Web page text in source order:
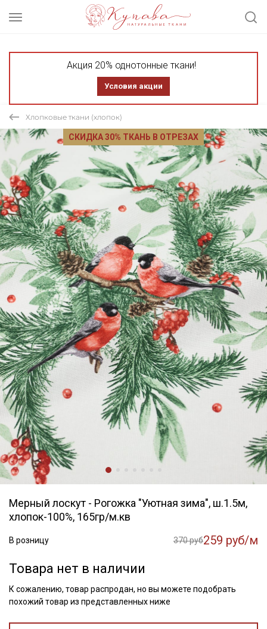
Акция 20% однотонные ткани!
Условия акции
Хлопковые ткани (хлопок)
СКИДКА 30% ТКАНЬ В ОТРЕЗАХ
Мерный лоскут - Рогожка "Уютная зима", ш.1.5м,
хлопок-100%, 165гр/м.кв
В розницу 370 руб259 руб/м
Товара нет в наличии
К сожалению, товар распродан, но вы можете подобрать
похожий товар из представленных ниже